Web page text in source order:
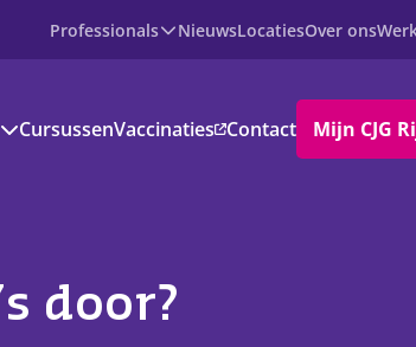
Professionals NieuwsLocatiesOver ons
CursussenVaccinaties Contact Mijn CJG
door?